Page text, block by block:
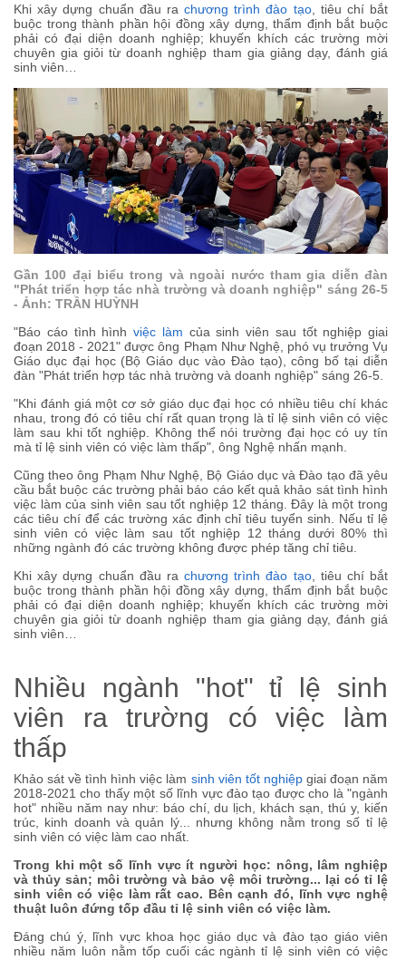
Khi xây dựng chuẩn đầu ra chương trình đào tạo, tiêu chí bắt
buộc trong thành phần hội đồng xây dựng, thẩm định bắt buộc
phải có đại diện doanh nghiệp; khuyến khích các trường mời
chuyên gia giỏi từ doanh nghiệp tham gia giảng dạy, đánh giá
sinh viên…
Gần 100 đại biểu trong và ngoài nước tham gia diễn đàn
"Phát triển hợp tác nhà trường và doanh nghiệp" sáng 26-5
- Ảnh: TRẦN HUỲNH
"Báo cáo tình hình việc làm của sinh viên sau tốt nghiệp giai
đoạn 2018 - 2021" được ông Phạm Như Nghệ, phó vụ trưởng Vụ
Giáo dục đại học (Bộ Giáo dục vào Đào tạo), công bố tại diễn
đàn "Phát triển hợp tác nhà trường và doanh nghiệp" sáng 26-5.
"Khi đánh giá một cơ sở giáo dục đại học có nhiều tiêu chí khác
nhau, trong đó có tiêu chí rất quan trọng là tỉ lệ sinh viên có việc
làm sau khi tốt nghiệp. Không thể nói trường đại học có uy tín
mà tỉ lệ sinh viên có việc làm thấp", ông Nghệ nhấn mạnh.
Cũng theo ông Phạm Như Nghệ, Bộ Giáo dục và Đào tạo đã yêu
cầu bắt buộc các trường phải báo cáo kết quả khảo sát tình hình
việc làm của sinh viên sau tốt nghiệp 12 tháng. Đây là một trong
các tiêu chí để các trường xác định chỉ tiêu tuyển sinh. Nếu tỉ lệ
sinh viên có việc làm sau tốt nghiệp 12 tháng dưới 80% thì
những ngành đó các trường không được phép tăng chỉ tiêu.
Khi xây dựng chuẩn đầu ra chương trình đào tạo, tiêu chí bắt
buộc trong thành phần hội đồng xây dựng, thẩm định bắt buộc
phải có đại diện doanh nghiệp; khuyến khích các trường mời
chuyên gia giỏi từ doanh nghiệp tham gia giảng dạy, đánh giá
sinh viên…
Nhiều ngành "hot" tỉ lệ sinh
viên ra trường có việc làm
thấp
Khảo sát về tình hình việc làm sinh viên tốt nghiệpgiai đoạn năm
2018-2021 cho thấy một số lĩnh vực đào tạo được cho là "ngành
hot" nhiều năm nay như: báo chí, du lịch, khách sạn, thú y, kiến
trúc, kinh doanh và quản lý... nhưng không nằm trong số tỉ lệ
sinh viên có việc làm cao nhất.
Trong khi một số lĩnh vực ít người học: nông, lâm nghiệp
và thủy sản; môi trường và bảo vệ môi trường... lại có tỉ lệ
sinh viên có việc làm rất cao. Bên cạnh đó, lĩnh vực nghệ
thuật luôn đứng tốp đầu tỉ lệ sinh viên có việc làm.
Đáng chú ý, lĩnh vực khoa học giáo dục và đào tạo giáo viên
nhiều năm luôn nằm tốp cuối các ngành tỉ lệ sinh viên có việc